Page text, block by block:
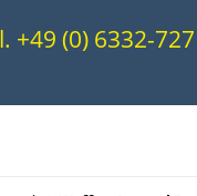
+49 (0) 6332-